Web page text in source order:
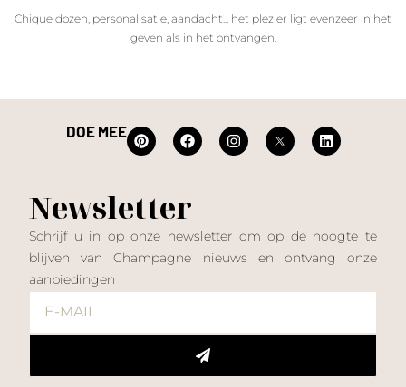
Chique dozen, personalisatie, aandacht... het plezier ligt evenzeer in het
geven als in het ontvangen.
DOE MEE
Newsletter
Schrijf u in op onze newsletter om op de hoogte te
blijven van Champagne nieuws en ontvang onze
aanbiedingen